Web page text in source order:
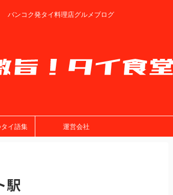
バンコク発タイ料理店グルメブログ
イ語集 運営会社
駅